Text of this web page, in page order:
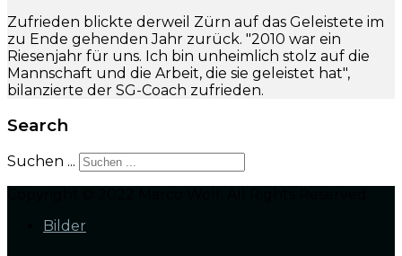
Zufrieden blickte derweil Zürn auf das Geleistete im
zu Ende gehenden Jahr zurück. "2010 war ein
Riesenjahr für uns. Ich bin unheimlich stolz auf die
Mannschaft und die Arbeit, die sie geleistet hat",
bilanzierte der SG-Coach zufrieden.
Search
Suchen ...
Bilder